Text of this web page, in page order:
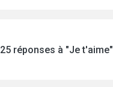
25 réponses à "Je t'aime"